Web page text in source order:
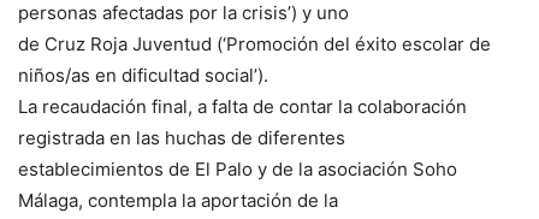
personas afectadas por la crisis’) y uno
de Cruz Roja Juventud (‘Promoción del éxito escolar de
niños/as en dificultad social’).
La recaudación final, a falta de contar la colaboración
registrada en las huchas de diferentes
establecimientos de El Palo y de la asociación Soho
Málaga, contempla la aportación de la